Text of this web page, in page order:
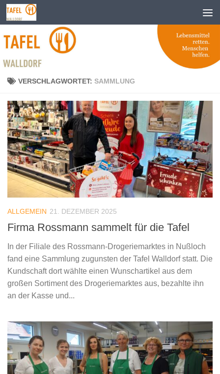
Zum Inhalt springen
VERSCHLAGWORTET: SAMMLUNG
ALLGEMEIN 21. DEZEMBER 2025
Firma Rossmann sammelt für die Tafel
In der Filiale des Rossmann-Drogeriemarktes in Nußloch
fand eine Sammlung zugunsten der Tafel Walldorf statt. Die
Kundschaft dort wählte einen Wunschartikel aus dem
großen Sortiment des Drogeriemarktes aus, bezahlte ihn
an der Kasse und...